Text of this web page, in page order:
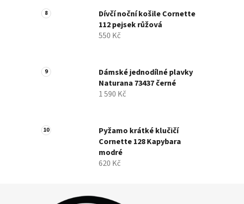
Dívčí noční košile Cornette
112 pejsek růžová
550 Kč
Dámské jednodílné plavky
Naturana 73437 černé
1 590 Kč
Pyžamo krátké klučičí
Cornette 128 Kapybara
modré
620 Kč